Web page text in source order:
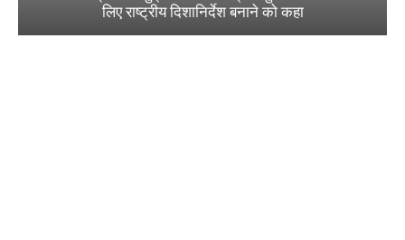
लिए राष्ट्रीय दिशानिर्देश बनाने को कहा